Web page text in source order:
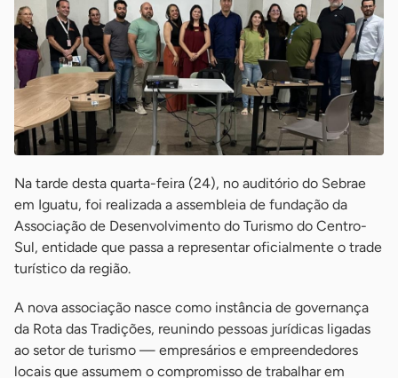
Na tarde desta quarta-feira (24), no auditório do Sebrae
em Iguatu, foi realizada a assembleia de fundação da
Associação de Desenvolvimento do Turismo do Centro-
Sul, entidade que passa a representar oficialmente o trade
turístico da região.
A nova associação nasce como instância de governança
da Rota das Tradições, reunindo pessoas jurídicas ligadas
ao setor de turismo — empresários e empreendedores
locais que assumem o compromisso de trabalhar em